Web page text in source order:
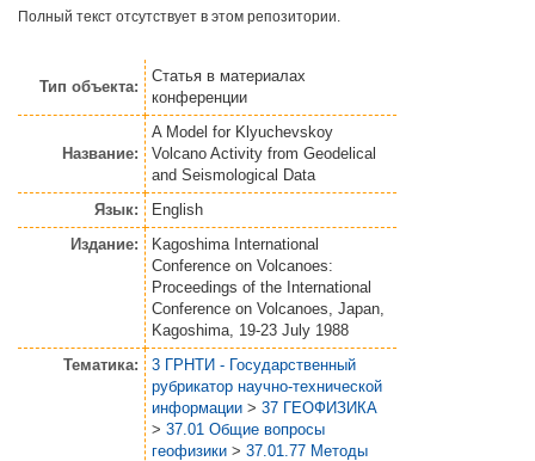
Полный текст отсутствует в этом репозитории.
Тип объекта:
Статья в материалах
конференции
Название:
A Model for Klyuchevskoy
Volcano Activity from Geodelical
and Seismological Data
Язык:
English
Издание:
Kagoshima International
Conference on Volcanoes:
Proceedings of the International
Conference on Volcanoes, Japan,
Kagoshima, 19-23 July 1988
Тематика:
3 ГРНТИ - Государственный
рубрикатор научно-технической
информации > 37 ГЕОФИЗИКА
> 37.01 Общие вопросы
геофизики > 37.01.77 Методы